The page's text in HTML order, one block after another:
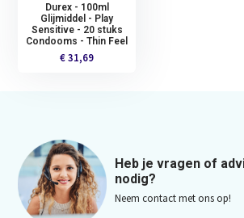
Durex - 100ml
Glijmiddel - Play
Sensitive - 20 stuks
Condooms - Thin Feel
€ 31,69
Heb je vragen of
nodig?
Neem contact met ons op!